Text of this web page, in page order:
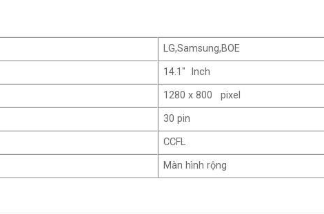
LG,Samsung,BOE
14.1″ Inch
1280 x 800 pixel
30 pin
CCFL
Màn hình rộng